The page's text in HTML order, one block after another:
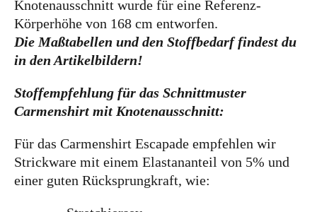
Knotenausschnitt wurde für eine Referenz-
Körperhöhe von 168 cm entworfen.
Die Maßtabellen und den Stoffbedarffindest du
in den Artikelbildern!
Stoffempfehlung für das Schnittmuster
Carmenshirt mit Knotenausschnitt:
Für das Carmenshirt Escapade empfehlen wir
Strickware mit einem Elastananteil von 5% und
einer guten Rücksprungkraft, wie: